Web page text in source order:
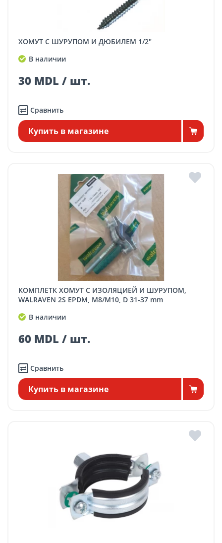
ХОМУТ С ШУРУПОМ И ДЮБИЛЕМ 1/2"
В наличии
30 MDL / шт.
Сравнить
Купить в магазине
КОМПЛЕТК ХОМУТ С ИЗОЛЯЦИЕЙ И ШУРУПОМ,
WALRAVEN 2S EPDM, M8/M10, D 31-37 mm
В наличии
60 MDL / шт.
Сравнить
Купить в магазине